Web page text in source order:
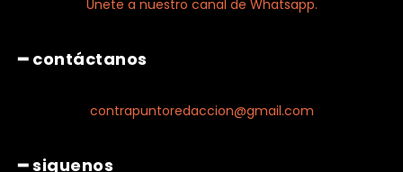
Únete a nuestro canal de Whatsapp.
━ contáctanos
contrapuntoredaccion@gmail.com
━ siguenos